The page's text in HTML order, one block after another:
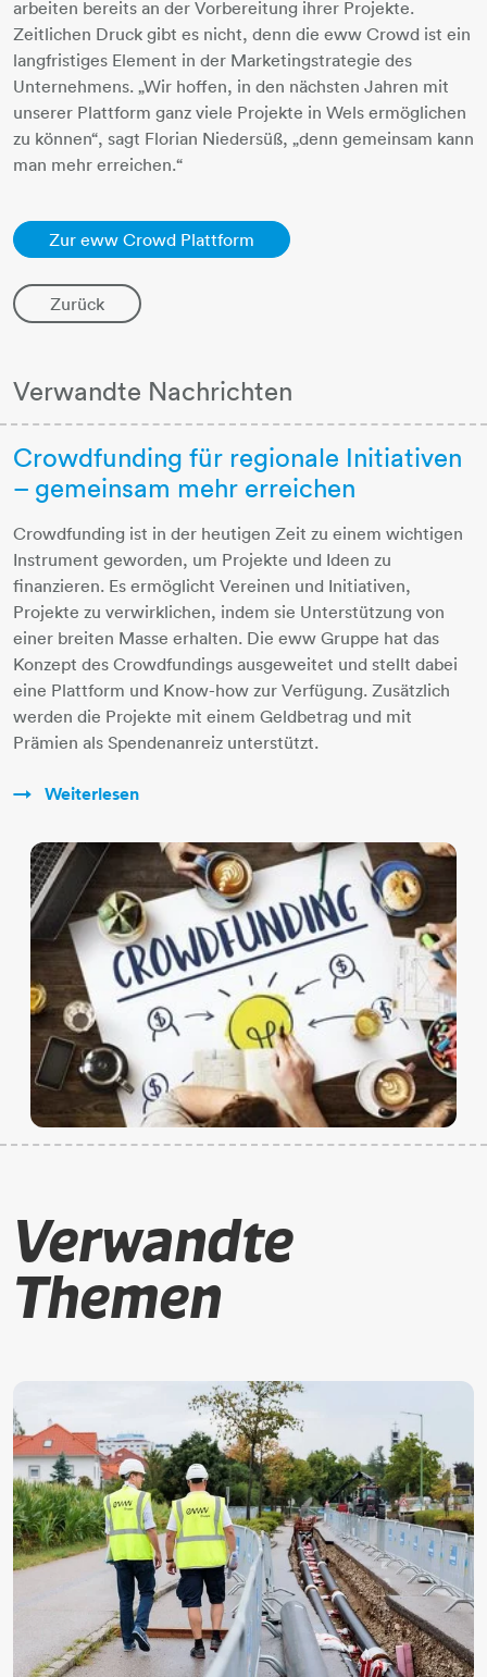
arbeiten bereits an der Vorbereitung ihrer Projekte.
Zeitlichen Druck gibt es nicht, denn die eww Crowd ist ein
langfristiges Element in der Marketingstrategie des
Unternehmens. „Wir hoffen, in den nächsten Jahren mit
unserer Plattform ganz viele Projekte in Wels ermöglichen
zu können“, sagt Florian Niedersüß, „denn gemeinsam kann
man mehr erreichen.“
Zur eww Crowd Plattform
Zurück
Verwandte Nachrichten
Crowdfunding für regionale Initiativen
– gemeinsam mehr erreichen
Crowdfunding ist in der heutigen Zeit zu einem wichtigen
Instrument geworden, um Projekte und Ideen zu
finanzieren. Es ermöglicht Vereinen und Initiativen,
Projekte zu verwirklichen, indem sie Unterstützung von
einer breiten Masse erhalten. Die eww Gruppe hat das
Konzept des Crowdfundings ausgeweitet und stellt dabei
eine Plattform und Know-how zur Verfügung. Zusätzlich
werden die Projekte mit einem Geldbetrag und mit
Prämien als Spendenanreiz unterstützt.
Weiterlesen
Verwandte
Themen